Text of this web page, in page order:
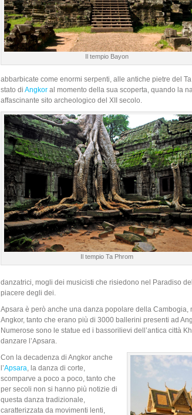
Il tempio Bayon
abbarbicate come enormi serpenti, alle antiche pietre del
stato di Angkor al momento della sua scoperta, quando la
affascinante sito archeologico del XII secolo.
Il tempio Ta Phrom
danzatrici, mogli dei musicisti che risiedono nel Paradiso
piacere degli dei.
Apsara è però anche una danza popolare della Cambogia,
Angkor, tanto che erano più di 3000 ballerini presenti ad
Numerose sono le statue ed i bassorilievi dell’antica città
danzare l’Apsara.
Con la decadenza di Angkor anche
l’Apsara , la danza di corte,
scomparve a poco a poco, tanto che
per secoli non si hanno più notizie di
questa danza tradizionale,
caratterizzata da movimenti lenti,